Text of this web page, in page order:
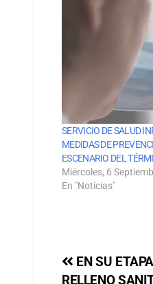
SERVICIO DE SALUD
MEDIDAS DE
ESCENARIO DEL
Miércoles, 6
En "Noticias"
EN SU
RELLENO